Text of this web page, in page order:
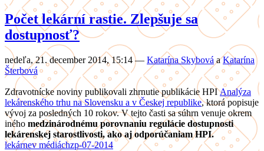
Počet lekární rastie. Zlepšuje sa
dostupnosť?
nedeľa, 21. december 2014, 15:14 — Katarína Skybová aKatarína
Šterbová
Zdravotnícke noviny publikovali zhrnutie publikácie HPIAnalýza
lekárenského trhu na Slovensku a v Českej republike, ktorá popisuje
vývoj za posledných 10 rokov. V tejto časti sa súhrn venuje okrem
iného medzinárodnému porovnaniu regulácie dostupnosti
lekárenskej starostlivosti, ako aj odporúčaniam HPI.
lekárnev médiáchzp-07-2014